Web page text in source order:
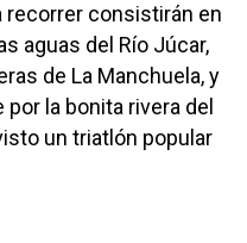
recorrer consistirán en
aguas del Río Júcar,
de La Manchuela, y
la bonita rivera del
un triatlón popular